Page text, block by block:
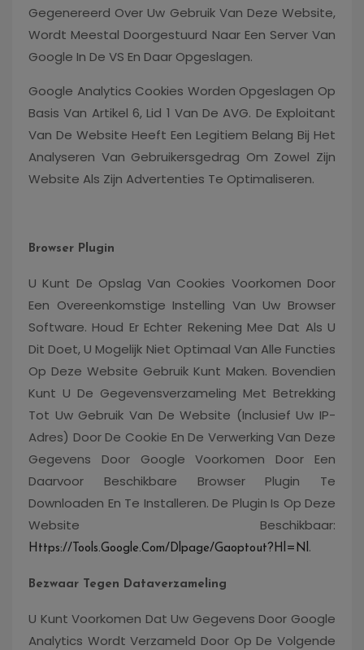
Gegenereerd Over Uw Gebruik Van Deze Website,
Wordt Meestal Doorgestuurd Naar Een Server Van
Google In De VS En Daar Opgeslagen.
Google Analytics Cookies Worden Opgeslagen Op
Basis Van Artikel 6, Lid 1 Van De AVG. De Exploitant
Van De Website Heeft Een Legitiem Belang Bij Het
Analyseren Van Gebruikersgedrag Om Zowel Zijn
Website Als Zijn Advertenties Te Optimaliseren.
Browser Plugin
U Kunt De Opslag Van Cookies Voorkomen Door
Een Overeenkomstige Instelling Van Uw Browser
Software. Houd Er Echter Rekening Mee Dat Als U
Dit Doet, U Mogelijk Niet Optimaal Van Alle Functies
Op Deze Website Gebruik Kunt Maken. Bovendien
Kunt U De Gegevensverzameling Met Betrekking
Tot Uw Gebruik Van De Website (inclusief Uw IP-
Adres) Door De Cookie En De Verwerking Van Deze
Gegevens Door Google Voorkomen Door Een
Daarvoor Beschikbare Browser Plugin Te
Downloaden En Te Installeren. De Plugin Is Op Deze
Website Beschikbaar:
Https://tools.google.com/dlpage/gaoptout?hl=nl .
Bezwaar Tegen Dataverzameling
U Kunt Voorkomen Dat Uw Gegevens Door Google
Analytics Wordt Verzameld Door Op De Volgende